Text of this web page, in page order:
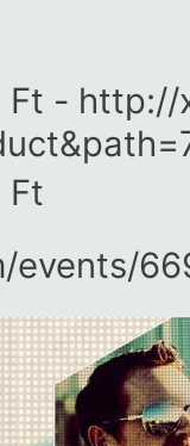
Ft -
Ft
​events/​